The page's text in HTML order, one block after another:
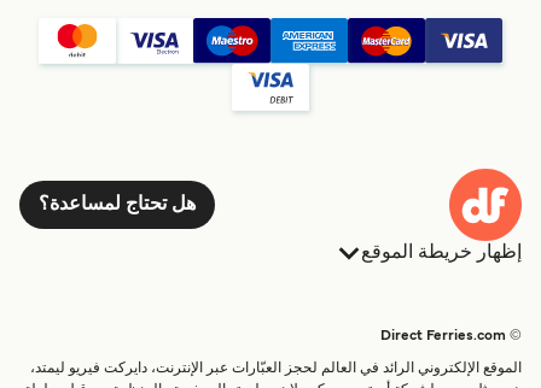
هل تحتاج لمساعدة؟
إظهار خريطة الموقع
البلدان
خدمات الزبائن
العبارات
© Direct Ferries.com
الموقع الإلكتروني الرائد في العالم لحجز العبّارات عبر الإنترنت، دايركت فيريو ليمتد،